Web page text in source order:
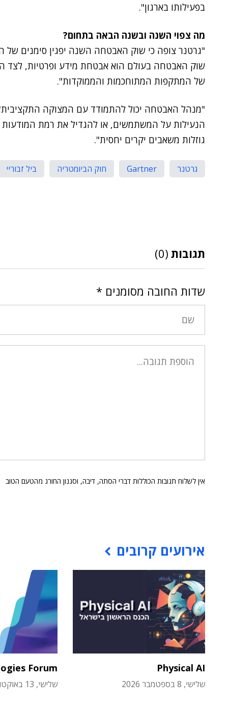
בפעילותו בארגון".
מה צפוי השנה ובשנה הבאה בתחום?
של המתקפות המתוחכמות והממוקדות".
"מנהל האבטחה יכול להתמודד עם המצוקה
הנעילות על המשתמשים, או להגדיל את רמת המודעות
גוזלות משאבים יקרים יחסית".
גרטנר Gartner חוק הביומטריה ביל זבוריי
תגובות (0)
שדות החובה מסומנים *
אין לשלוח תגובות הכוללות דברי הסתה, דיבה, וסגנון החורג מהטעם הטוב
אירועים קרובים
Physical AI
שלישי, 8 בספטמבר 2026
Forum
שלישי, 13 באוקטובר 2026